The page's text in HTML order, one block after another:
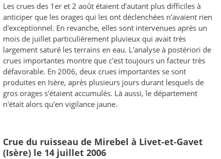
Les crues des 1er et 2 août étaient d'autant plus difficiles à
anticiper que les orages qui les ont déclenchées n'avaient rien
d'exceptionnel. En revanche, elles sont intervenues après un
mois de juillet particulièrement pluvieux qui avait très
largement saturé les terrains en eau. L'analyse à postériori de
crues importantes montre que c'est toujours un facteur très
défavorable. En 2006, deux crues importantes se sont
produites en Isère, après plusieurs jours durant lesquels de
gros orages s'étaient accumulés. Là aussi, le département
n'était alors qu'en vigilance jaune.
Crue du ruisseau de Mirebel à Livet-et-Gavet
(Isère) le 14 juillet 2006